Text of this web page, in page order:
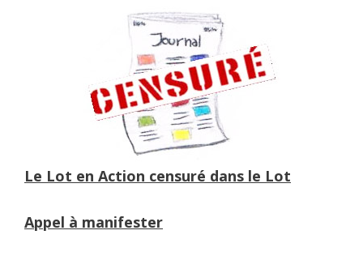
Le Lot en Action censuré dans le Lot
Appel à manifester